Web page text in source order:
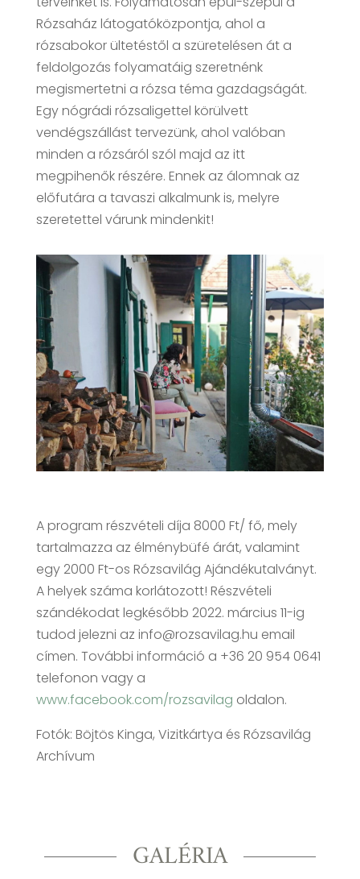
Rózsaház látogatóközpontja, ahol a
rózsabokor ültetéstől a szüretelésen át a
feldolgozás folyamatáig szeretnénk
megismertetni a rózsa téma gazdagságát.
Egy nógrádi rózsaligettel körülvett
vendégszállást tervezünk, ahol valóban
minden a rózsáról szól majd az itt
megpihenők részére. Ennek az álomnak az
előfutára a tavaszi alkalmunk is, melyre
szeretettel várunk mindenkit!
A program részvételi díja 8000 Ft/ fő, mely
tartalmazza az élménybüfé árát, valamint
egy 2000 Ft-os Rózsavilág Ajándékutalványt.
A helyek száma korlátozott! Részvételi
szándékodat legkésőbb 2022. március 11-ig
tudod jelezni az info@rozsavilag.hu email
címen. További információ a +36 20 954 0641
telefonon vagy a
www.facebook.com/rozsavilag oldalon.
Fotók: Böjtös Kinga, Vizitkártya és Rózsavilág
Archívum
GALÉRIA